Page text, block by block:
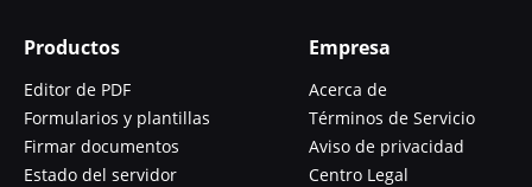
Productos
Editor de PDF
Formularios y plantillas
Firmar documentos
Estado del servidor
Empresa
Acerca de
Términos de Servicio
Aviso de privacidad
Centro Legal